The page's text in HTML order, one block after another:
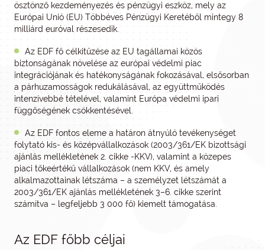
ösztönző kezdeményezés és pénzügyi eszköz, mely az
Európai Unió (EU) Többéves Pénzügyi Keretéből mintegy 8
milliárd euróval részesedik.
Az EDF fő célkitűzése az EU tagállamai közös
biztonságának növelése az európai védelmi piac
integrációjának és hatékonyságának fokozásával, elsősorban
a párhuzamosságok redukálásával, az együttműködés
intenzívebbé tételével, valamint Európa védelmi ipari
függőségének csökkentésével.
Az EDF fontos eleme a határon átnyúló tevékenységet
folytató kis- és középvállalkozások (2003/361/EK bizottsági
ajánlás mellékletének 2. cikke -KKV), valamint a közepes
piaci tőkeértékű vállalkozások (nem KKV, és amely
alkalmazottainak létszáma – a személyzet létszámát a
2003/361/EK ajánlás mellékletének 3–6. cikke szerint
számítva – legfeljebb 3 000 fő) kiemelt támogatása.
Az EDF főbb céljai